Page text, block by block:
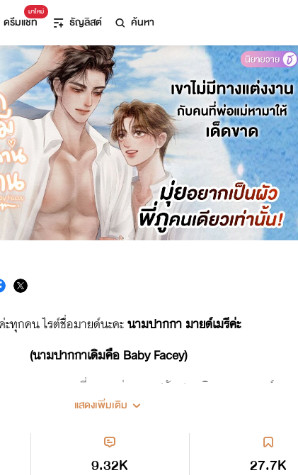
มาใหม่
ดรีมแชท ธัญลิสต์ ค้นหา
ทุกคน ไรต์ชื่อมายด์นะคะนามปากกา มายด์เมรีค่ะ
(นามปากกาเดิมคือ Baby Facey)
คะ ขอบคุณทุกคนที่แวะมาอ่านและสนับสนุนนิยายของมายด์มากๆ
แสดงเพิ่มเติม
27.7K
9.32K